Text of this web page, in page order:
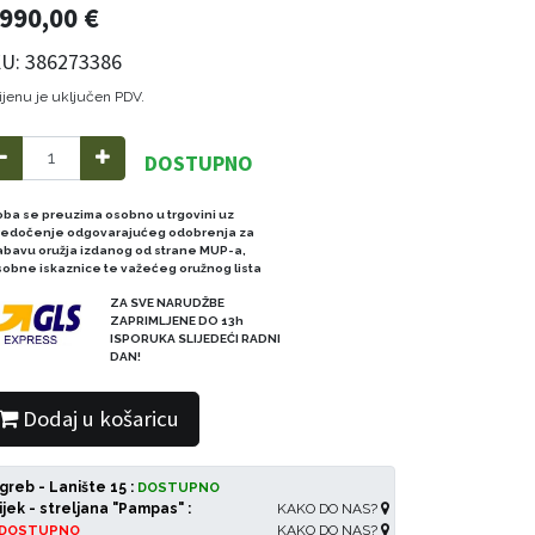
€
386273386
je uključen PDV.
DOSTUPNO
se preuzima osobno u trgovini uz
odgovarajućeg odobrenja za
oružja izdanog od strane MUP-a,
iskaznice te važećeg oružnog lista
ZA SVE NARUDŽBE
ZAPRIMLJENE DO 13h
ISPORUKA SLIJEDEĆI RADNI
DAN!
Dodaj u košaricu
- Lanište 15 : DOSTUPNO
KAKO DO NAS?
- streljana "Pampas" :
KAKO DO NAS?